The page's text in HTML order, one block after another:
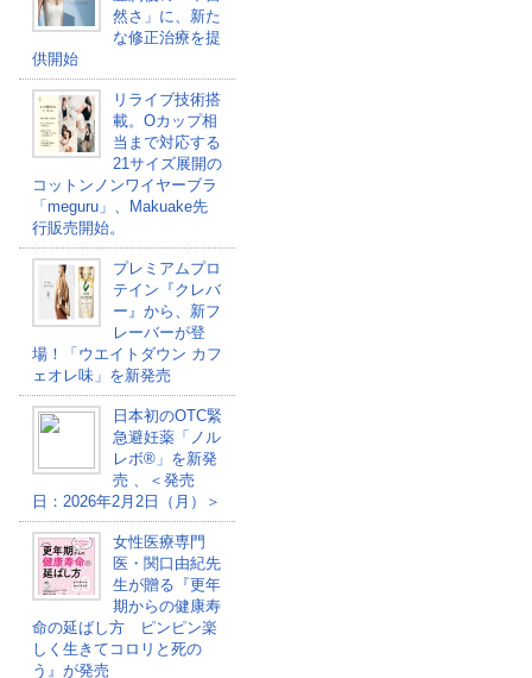
然さ」に、新た
な修正治療を提
供開始
リライブ技術搭
載。Oカップ相
当まで対応する
21サイズ展開の
コットンノンワイヤーブラ
「meguru」、Makuake先
行販売開始。
プレミアムプロ
テイン『クレバ
ー』から、新フ
レーバーが登
場！「ウエイトダウン カフ
ェオレ味」を新発売
日本初のOTC緊
急避妊薬「ノル
レボ®」を新発
売 、＜発売
日：2026年2月2日（月）＞
女性医療専門
医・関口由紀先
生が贈る『更年
期からの健康寿
命の延ばし方 ピンピン楽
しく生きてコロリと死の
う』が発売